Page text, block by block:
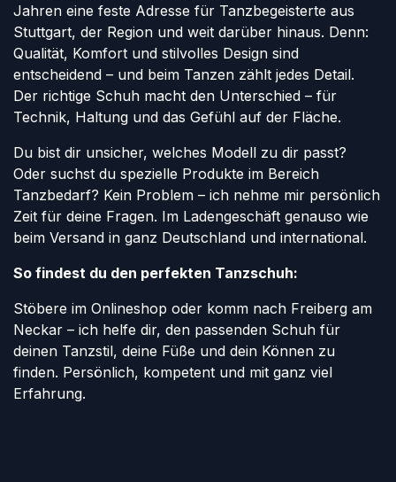
Jahren eine feste Adresse für Tanzbegeisterte aus
Stuttgart, der Region und weit darüber hinaus. Denn:
Qualität, Komfort und stilvolles Design sind
entscheidend – und beim Tanzen zählt jedes Detail.
Der richtige Schuh macht den Unterschied – für
Technik, Haltung und das Gefühl auf der Fläche.
Du bist dir unsicher, welches Modell zu dir passt?
Oder suchst du spezielle Produkte im Bereich
Tanzbedarf? Kein Problem – ich nehme mir persönlich
Zeit für deine Fragen. Im Ladengeschäft genauso wie
beim Versand in ganz Deutschland und international.
So findest du den perfekten Tanzschuh:
Stöbere im Onlineshop oder komm nach Freiberg am
Neckar – ich helfe dir, den passenden Schuh für
deinen Tanzstil, deine Füße und dein Können zu
finden. Persönlich, kompetent und mit ganz viel
Erfahrung.